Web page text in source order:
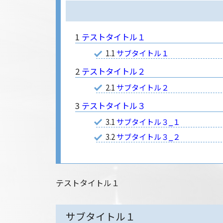
1 テストタイトル１
1.1サブタイトル１
2 テストタイトル２
2.1サブタイトル２
3 テストタイトル３
3.1サブタイトル３_１
3.2サブタイトル３_２
テストタイトル１
サブタイトル１